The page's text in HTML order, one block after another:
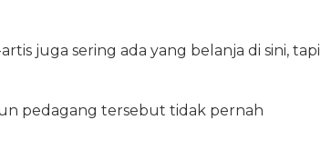
juga sering ada yang belanja di sini, tapi
pedagang tersebut tidak pernah